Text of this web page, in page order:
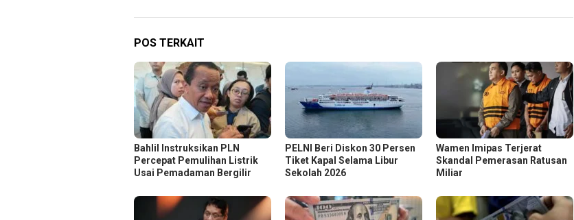
POS TERKAIT
Bahlil Instruksikan PLN
Percepat Pemulihan Listrik
Usai Pemadaman Bergilir
PELNI Beri Diskon 30 Persen
Tiket Kapal Selama Libur
Sekolah 2026
Wamen Imipas Terjerat
Skandal Pemerasan Ratusan
Miliar